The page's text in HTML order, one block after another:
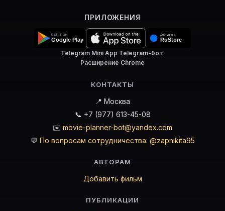
ПРИЛОЖЕНИЯ
Telegram Mini App·Telegram-бот·
Расширение Chrome
КОНТАКТЫ
📍 Москва
📞 +7 (977) 613-45-08
✉️ movie-planner-bot@yandex.com
💬 По вопросам сотрудничества: @zapnikita95
АВТОРАМ
Добавить фильм
ПУБЛИКАЦИИ